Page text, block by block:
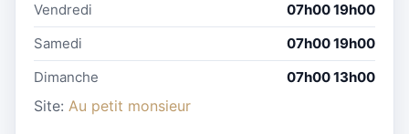
Vendredi
07h00 19h00
Samedi
07h00 19h00
Dimanche
07h00 13h00
Site: Au petit monsieur